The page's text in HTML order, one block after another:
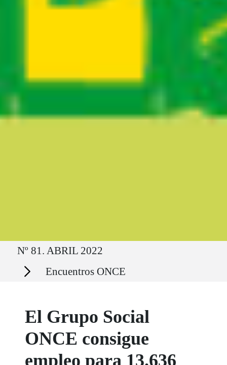
Ruta del sitio
Nº 81. ABRIL 2022
Secciones Encuentros ONCE
El Grupo Social
ONCE consigue
empleo para 13.636